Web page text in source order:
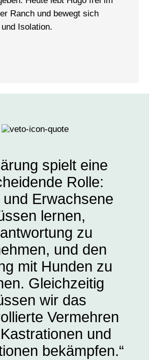
Ranch und bewegt sich
Isolation.
spielt eine
Rolle:
und Erwachsene
lernen,
zu
und den
mit Hunden zu
Gleichzeitig
wir das
Vermehren
und
bekämpfen.“